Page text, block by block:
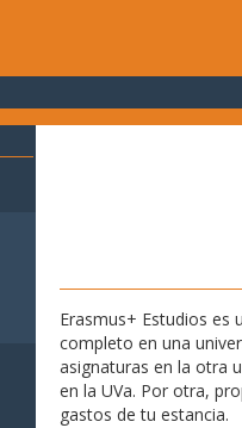
Erasmus+ Estudios es
completo en una
asignaturas en la otra
en la UVa. Por otra,
gastos de tu estancia.